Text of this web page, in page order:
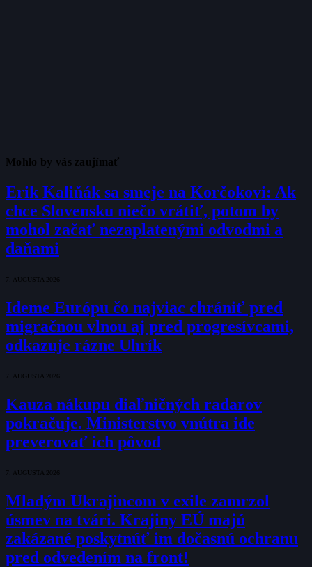
Mohlo by vás zaujímať
Erik Kaliňák sa smeje na Korčokovi: Ak
chce Slovensku niečo vrátiť, potom by
mohol začať nezaplatenými odvodmi a
daňami
7. AUGUSTA 2026
Ideme Európu čo najviac chrániť pred
migračnou vlnou aj pred progresívcami,
odkazuje rázne Uhrík
7. AUGUSTA 2026
Kauza nákupu diaľničných radarov
pokračuje. Ministerstvo vnútra ide
preverovať ich pôvod
7. AUGUSTA 2026
Mladým Ukrajincom v exile zamrzol
úsmev na tvári. Krajiny EÚ majú
zakázané poskytnúť im dočasnú ochranu
pred odvedením na front!